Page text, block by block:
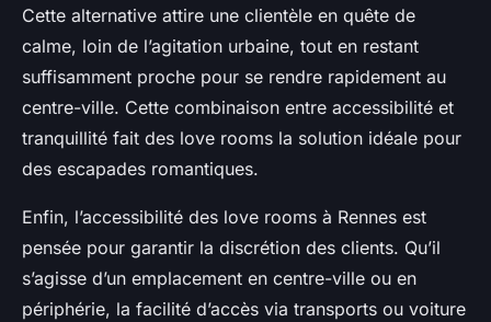
Cette alternative attire une clientèle en quête de
calme, loin de l’agitation urbaine, tout en restant
suffisamment proche pour se rendre rapidement au
centre-ville. Cette combinaison entre accessibilité et
tranquillité fait des love rooms la solution idéale pour
des escapades romantiques.
Enfin, l’accessibilité des love rooms à Rennes est
pensée pour garantir la discrétion des clients. Qu’il
s’agisse d’un emplacement en centre-ville ou en
périphérie, la facilité d’accès via transports ou voiture